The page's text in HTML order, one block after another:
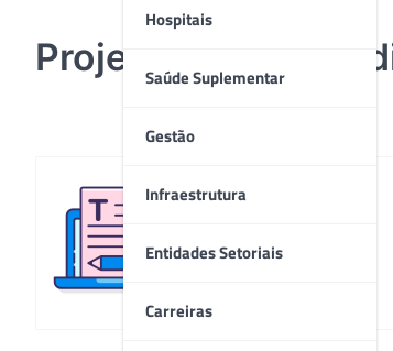
Hospitais
Saúde Suplementar
Gestão
Infraestrutura
Entidades Setoriais
Carreiras
Projeto-Ludico-